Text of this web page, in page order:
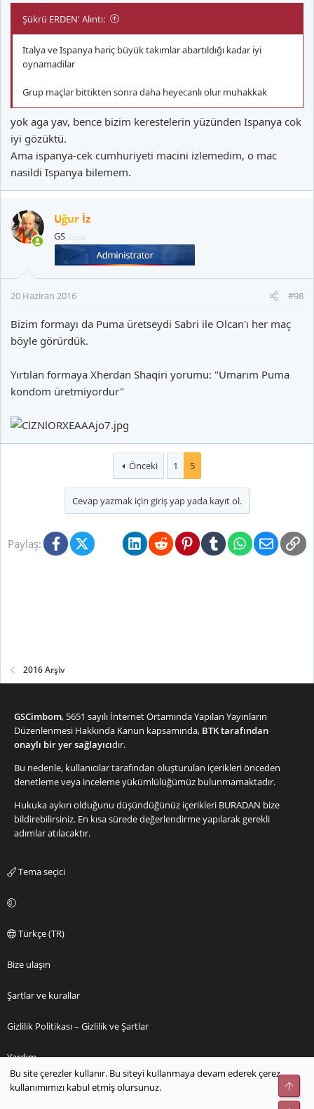
Şükrü ERDEN' Alıntı:
İtalya ve İspanya hariç büyük takımlar abartıldığı kadar iyi
oynamadilar
Grup maçlar bittikten sonra daha heyecanlı olur muhakkak
yok aga yav, bence bizim kerestelerin yüzünden Ispanya cok
iyi gözüktü.
Ama ispanya-cek cumhuriyeti macini izlemedim, o mac
nasildi Ispanya bilemem.
Uğur İz
GS
20 Haziran 2016 #98
Bizim formayı da Puma üretseydi Sabri ile Olcan'ı her maç
böyle görürdük.
Yırtılan formaya Xherdan Shaqiri yorumu: "Umarım Puma
kondom üretmiyordur"
Önceki 1 5
Cevap yazmak için giriş yap yada kayıt ol.
Paylaş: FacebookX (Twitter)BlueskyLinkedInRedditPinterestTumblrWhatsApp
E-posta
2016 Arşiv
GSCimbom, 5651 sayılı İnternet Ortamında Yapılan Yayınların
Düzenlenmesi Hakkında Kanun kapsamında, BTK tarafından
onaylı bir yer sağlayıcıdır.
Bu nedenle, kullanıcılar tarafından oluşturulan içerikleri önceden
denetleme veya inceleme yükümlülüğümüz bulunmamaktadır.
Hukuka aykırı olduğunu düşündüğünüz içerikleri BURADAN bize
bildirebilirsiniz. En kısa sürede değerlendirme yapılarak gerekli
adımlar atılacaktır.
Tema seçici
Türkçe (TR)
Bize ulaşın
Şartlar ve kurallar
Gizlilik Politikası – Gizlilik ve Şartlar
Yardım
Ana sayfa
Bu site çerezler kullanır. Bu siteyi kullanmaya devam ederek çerez
kullanımımızı kabul etmiş olursunuz.